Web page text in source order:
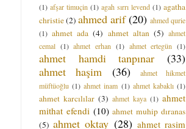
(1) afşar timuçin (1) agah sırrı levend (1) agatha
christie(2) ahmed arif (20) ahmed qurie
(1) ahmet ada (4) ahmet altan (5) ahmet
cemal (1) ahmet erhan (1) ahmet ertegün (1)
ahmet hamdi tanpınar
(33)
ahmet haşim
(36)
ahmet hikmet
müftüoğlu (1) ahmet inam (1) ahmet kabaklı (1)
ahmet karcılılar (3) ahmet kaya (1) ahmet
mithat efendi (10) ahmet muhip dıranas
(5) ahmet oktay (28) ahmet rasim